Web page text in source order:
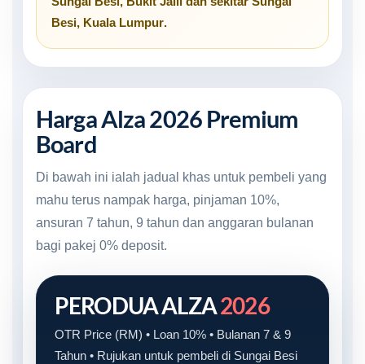
Besi, Kuala Lumpur.
Harga Alza 2026 Premium
Board
Di bawah ini ialah jadual khas untuk pembeli yang
mahu terus nampak harga, pinjaman 10%,
ansuran 7 tahun, 9 tahun dan anggaran bulanan
bagi pakej 0% deposit.
PERODUA ALZA2026
OTR Price (RM) • Loan 10% • Bulanan 7 & 9
Tahun • Rujukan untuk pembeli di Sungai Besi